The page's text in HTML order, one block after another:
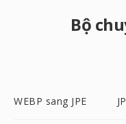
Bộ
WEBP sang JPE